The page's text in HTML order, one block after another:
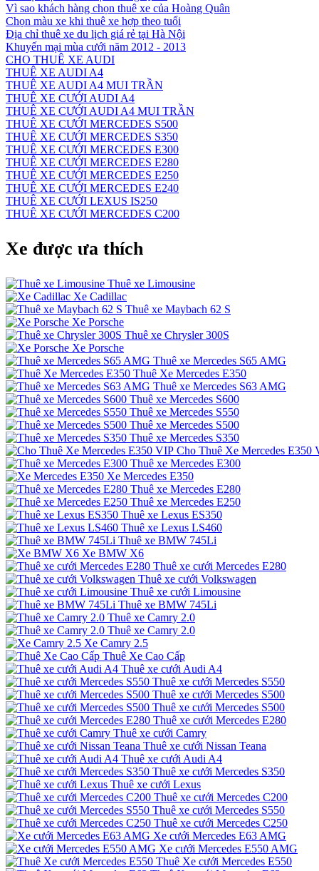
Vì sao khách hàng chọn thuê xe của Hoàng Quân
Chọn màu xe khi thuê xe hợp theo tuổi
Địa chỉ thuê xe du lịch giá rẻ tại Hà Nội
Khuyến mại mùa cưới năm 2012 - 2013
CHO THUÊ XE AUDI
THUÊ XE AUDI A4
THUÊ XE AUDI A4 MUI TRẦN
THUÊ XE CƯỚI AUDI A4
THUÊ XE CƯỚI AUDI A4 MUI TRẦN
THUÊ XE CƯỚI MERCEDES S500
THUÊ XE CƯỚI MERCEDES S350
THUÊ XE CƯỚI MERCEDES E300
THUÊ XE CƯỚI MERCEDES E280
THUÊ XE CƯỚI MERCEDES E250
THUÊ XE CƯỚI MERCEDES E240
THUÊ XE CƯỚI LEXUS IS250
THUÊ XE CƯỚI MERCEDES C200
Xe được ưa thích
Thuê xe Limousine
Xe Cadillac
Thuê xe Maybach 62 S
Xe Porsche
Thuê xe Chrysler 300S
Xe Porsche
Thuê xe Mercedes S65 AMG
Thuê Xe Mercedes E350
Thuê xe Mercedes S63 AMG
Thuê xe Mercedes S600
Thuê xe Mercedes S550
Thuê xe Mercedes S500
Thuê xe Mercedes S350
Cho Thuê Xe Mercedes E350
Thuê xe Mercedes E300
Xe Mercedes E350
Thuê xe Mercedes E280
Thuê xe Mercedes E250
Thuê xe Lexus ES350
Thuê xe Lexus LS460
Thuê xe BMW 745Li
Xe BMW X6
Thuê xe cưới Mercedes E280
Thuê xe cưới Volkswagen
Thuê xe cưới Limousine
Thuê xe BMW 745Li
Thuê xe Camry 2.0
Thuê xe Camry 2.0
Xe Camry 2.5
Thuê Xe Cao Cấp
Thuê xe cưới Audi A4
Thuê xe cưới Mercedes S550
Thuê xe cưới Mercedes S500
Thuê xe cưới Mercedes S500
Thuê xe cưới Mercedes E280
Thuê xe cưới Camry
Thuê xe cưới Nissan Teana
Thuê xe cưới Audi A4
Thuê xe cưới Mercedes S350
Thuê xe cưới Lexus
Thuê xe cưới Mercedes C200
Thuê xe cưới Mercedes S550
Thuê xe cưới Mercedes C250
Xe cưới Mercedes E63 AMG
Xe cưới Mercedes E550 AMG
Thuê Xe cưới Mercedes E550